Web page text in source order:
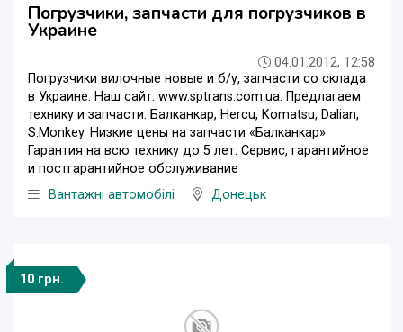
Погрузчики, запчасти для погрузчиков в
Украине
04.01.2012, 12:58
Погрузчики вилочные новые и б/у, запчасти со склада
в Украине. Наш сайт: www.sptrans.com.ua. Предлагаем
технику и запчасти: Балканкар, Hercu, Komatsu, Dalian,
S.Monkey. Низкие цены на запчасти «Балканкар».
Гарантия на всю технику до 5 лет. Сервис, гарантийное
и постгарантийное обслуживание
Вантажні автомобілі
Донецьк
10 грн.